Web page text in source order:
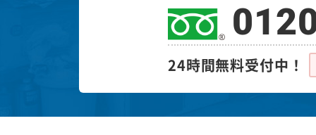
24時間無料受付中！